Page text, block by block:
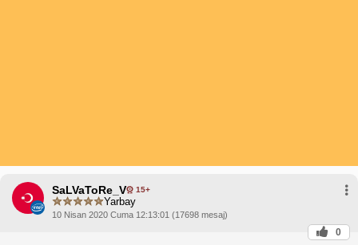
SaLVaToRe_V 15+
Yarbay
10 Nisan 2020 Cuma 12:13:01 (17698 mesaj)
0